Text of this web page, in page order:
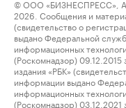
© ООО «БИЗНЕСПРЕСС»,
2026. Сообщения и
(свидетельство о
выдано Федеральной
информационных
(Роскомнадзор)
издания «РБК»
информации выдано
информационных
(Роскомнадзор)